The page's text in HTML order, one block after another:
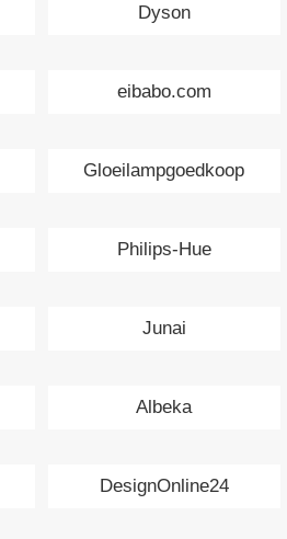
Dyson
eibabo.com
Gloeilampgoedkoop
Philips-Hue
Junai
Albeka
DesignOnline24